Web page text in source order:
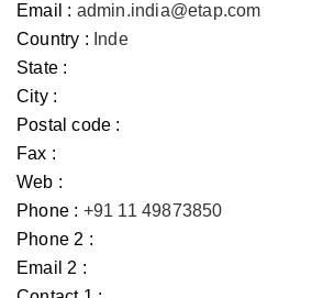
Email : admin.india@etap.com
Country : Inde
State :
City :
Postal code :
Fax :
Web :
Phone : +91 11 49873850
Phone 2 :
Email 2 :